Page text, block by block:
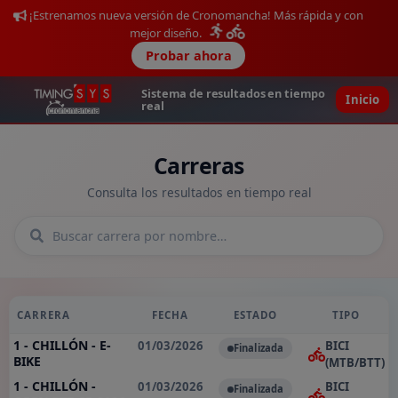
¡Estrenamos nueva versión de Cronomancha! Más rápida y con
mejor diseño.
Probar ahora
Sistema de resultados en tiempo
real Inicio
Carreras
Consulta los resultados en tiempo real
CARRERA FECHA ESTADO TIPO
1 - CHILLÓN - E-
BIKE
01/03/2026 Finalizada
BICI
(MTB/BTT)
1 - CHILLÓN -
01/03/2026 Finalizada
BICI